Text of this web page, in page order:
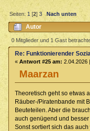
Seiten:1[2]3 Nach unten
Autor
(Gelesen 2933 mal)
0 Mitglieder und 1 Gast
Maarzan
Re: Funktionierender
« Antwort #25 am: 2.04.2026
Theoretisch geht so etwas
Räuber-/Piratenbande mit
Beuteteilen. Aber die
auch genügend und
Sonst sortiert sich das